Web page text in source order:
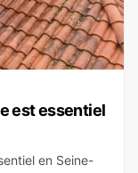
est essentiel
en Seine-